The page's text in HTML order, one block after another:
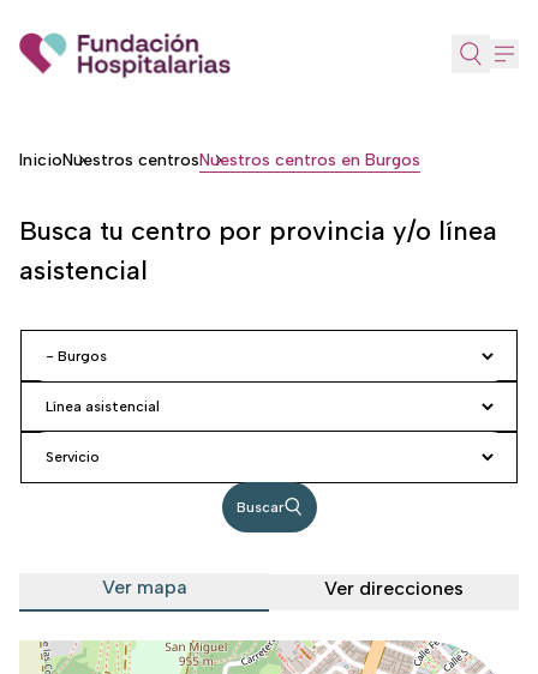
to
main
Breadcrumb
InicioNuestros centrosNuestros centros en Burgos
Busca tu centro por provincia y/o línea
asistencial
Buscar
Ver mapa Ver direcciones